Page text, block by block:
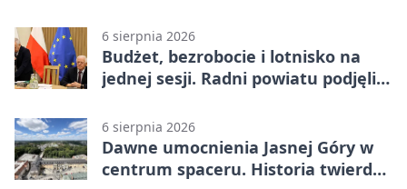
meczu III rundy eliminacji
6 sierpnia 2026
Budżet, bezrobocie i lotnisko na
jednej sesji. Radni powiatu podjęli
6 sierpnia 2026
Dawne umocnienia Jasnej Góry w
centrum spaceru. Historia twierdzy